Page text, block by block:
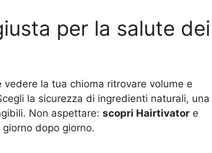
per la salute dei
la tua chioma ritrovare volume e
la sicurezza di ingredienti naturali, una
Non aspettare: scopri Hairtivator e
dopo giorno.